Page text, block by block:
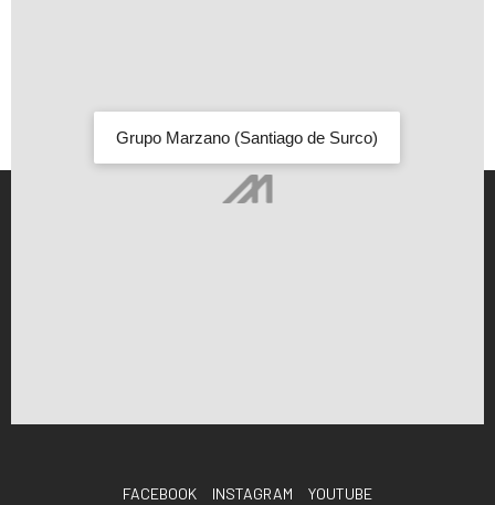
Grupo Marzano (Santiago de Surco)
FACEBOOK INSTAGRAM YOUTUBE